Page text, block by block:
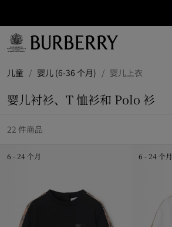
订阅获取
Burberry
品牌资
儿童 / 婴儿 (6-36 个月) / 婴儿上衣
婴儿衬衫、T 恤衫和 Polo 衫
22 件商品
6 - 24 个月 6 - 24 个月